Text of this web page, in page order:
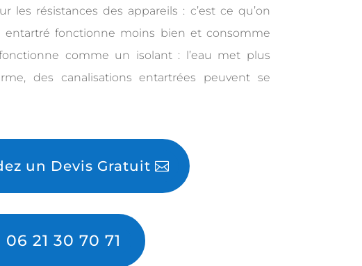
les résistances des appareils : c’est ce qu’on
entartré fonctionne moins bien et consomme
comme un isolant : l’eau met plus
des canalisations entartrées peuvent se
un Devis Gratuit
06 21 30 70 71